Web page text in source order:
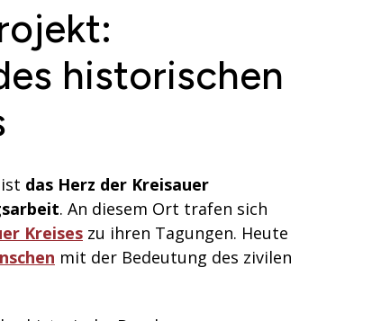
historischen
das Herz der Kreisauer
. An diesem Ort trafen sich
Kreises zu ihren Tagungen. Heute
mit der Bedeutung des zivilen